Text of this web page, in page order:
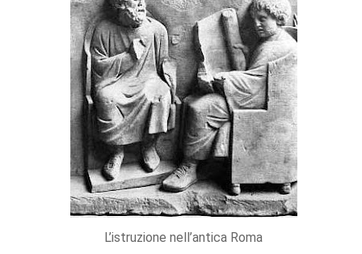
L’istruzione nell’antica Roma